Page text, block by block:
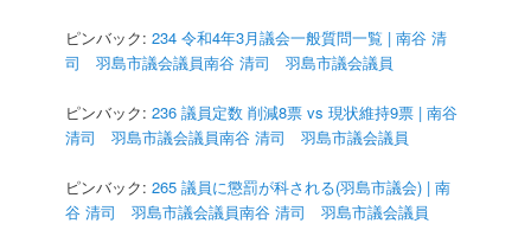
ピンバック:234 令和4年3月議会一般質問一覧 | 南谷 清
司 羽島市議会議員南谷 清司 羽島市議会議員
ピンバック:236 議員定数 削減8票 vs 現状維持9票 | 南谷
清司 羽島市議会議員南谷 清司 羽島市議会議員
ピンバック:265 議員に懲罰が科される(羽島市議会) | 南
谷 清司 羽島市議会議員南谷 清司 羽島市議会議員